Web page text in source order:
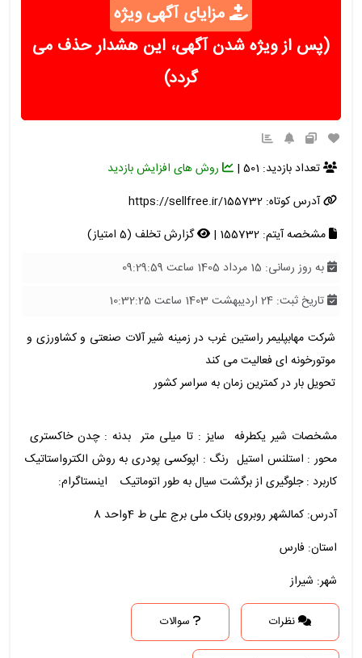
مزایای آگهی ویژه
(پس از ویژه شدن آگهی، این هشدار حذف می
گردد)
تعداد بازدید: 501 |
روش های افزایش بازدید
آدرس کوتاه:https://sellfree.ir/155732
مشخصه آیتم: 155732 |
گزارش تخلف (5 امتیاز)
به روز رسانی: 15 مرداد 1405 ساعت 09:29:59
تاریخ ثبت: 24 اردیبهشت 1403 ساعت 10:32:25
شرکت مهابپلیمر راستین غرب در زمینه شیر آلات صنعتی و کشاورزی و
موتورخونه ای فعالیت می کند
تحویل بار در کمترین زمان به سراسر کشور
مشخصات شیر یکطرفه سایز : تا میلی متر بدنه : چدن خاکستری
محور : استلنس استیل رنگ : اپوکسی پودری به روش الکترواستاتیک
کاربرد : جلوگیری از برگشت سیال به طور اتوماتیک اینستاگرام:
آدرس: کمالشهر روبروی بانک ملی برج علی ط 4واحد 8
استان: فارس
شهر: شیراز
نظرات سوالات